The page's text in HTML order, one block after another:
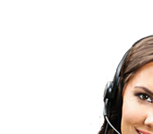
глинтвейн-
глубинных
gps часов
gps
gps
градирней